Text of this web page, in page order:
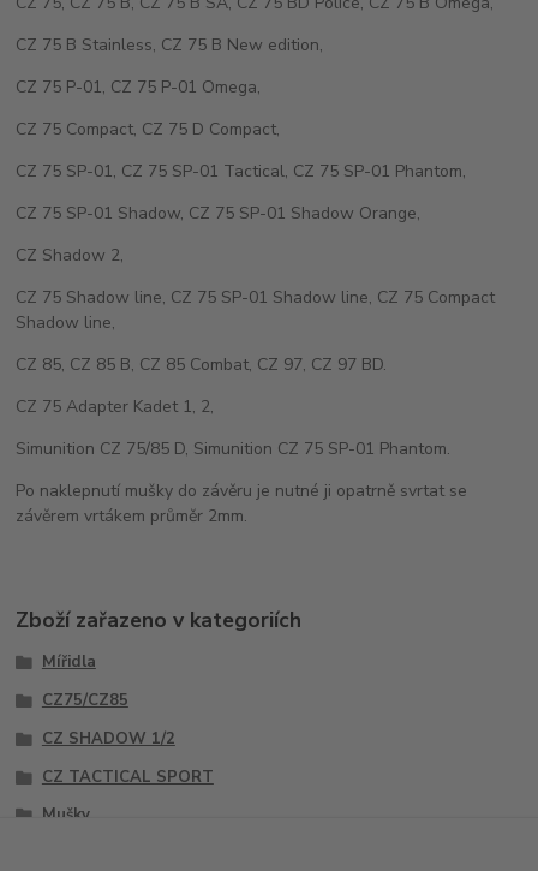
CZ 75 B Stainless, CZ 75 B New edition,
CZ 75 P-01, CZ 75 P-01 Omega,
CZ 75 Compact, CZ 75 D Compact,
CZ 75 SP-01, CZ 75 SP-01 Tactical, CZ 75 SP-01 Phantom,
CZ 75 SP-01 Shadow, CZ 75 SP-01 Shadow Orange,
CZ Shadow 2,
CZ 75 Shadow line, CZ 75 SP-01 Shadow line, CZ 75 Compact
Shadow line,
CZ 85, CZ 85 B, CZ 85 Combat, CZ 97, CZ 97 BD.
CZ 75 Adapter Kadet 1, 2,
Simunition CZ 75/85 D, Simunition CZ 75 SP-01 Phantom.
Po naklepnutí mušky do závěru je nutné ji opatrně svrtat se
závěrem vrtákem průměr 2mm.
Zboží zařazeno v kategoriích
Mířidla
CZ75/CZ85
CZ SHADOW 1/2
CZ TACTICAL SPORT
Mušky